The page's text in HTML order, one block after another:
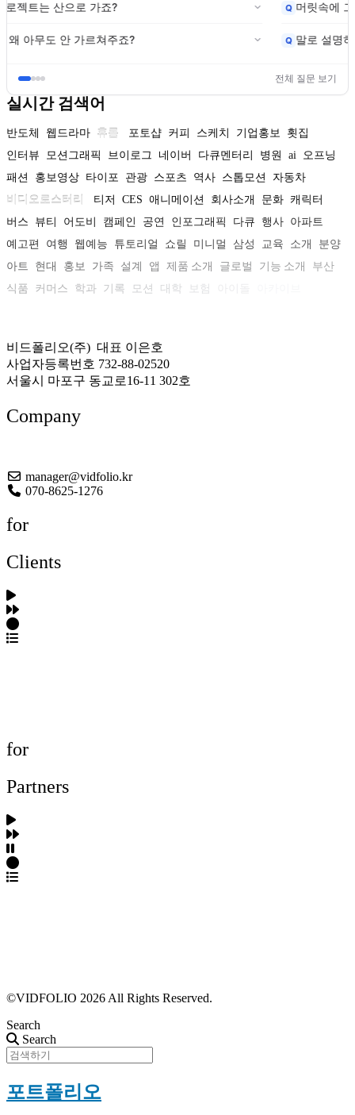
Q 왜 우리 프로젝트는 산으로 가죠?
Q 외주 관리, 왜 아무도 안 가르쳐주죠?
전체 질문 보기
실시간 검색어
반도체 웹드라마 휴롬 포토샵 커피 스케치 기업홍보
횟집
인터뷰
모션그래픽 브이로그 네이버 다큐멘터리 병원 ai 오프닝
패션
홍보영상 타이포 관광 스포츠 역사 스톱모션
자동차
비디오로스터리
티저 CES 애니메이션 회사소개 문화 캐릭터
버스
뷰티 어도비 캠페인 공연 인포그래픽 다큐 행사 아파트
예고편
여행 웹예능 튜토리얼 쇼릴 미니멀 삼성 교육 소개
분양
아트
현대 홍보 가족 설계 앱 제품 소개 글로벌 기능 소개
부산
식품
커머스 학과 기록 모션 대학 보험
비드폴리오(주) 대표 이은호
사업자등록번호 732-88-02520
서울시 마포구 동교로16-11 302호
Company
manager@vidfolio.kr
070-8625-1276
for
Clients
for
Partners
©VIDFOLIO 2026 All Rights Reserved.
Search
Search
포트폴리오